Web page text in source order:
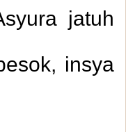
jatuh
insya